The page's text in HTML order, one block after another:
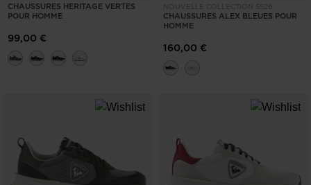
CHAUSSURES HERITAGE VERTES
POUR HOMME
99,00 €
NOUVELLE COLLECTION SS26
CHAUSSURES ALEX BLEUES POUR
HOMME
160,00 €